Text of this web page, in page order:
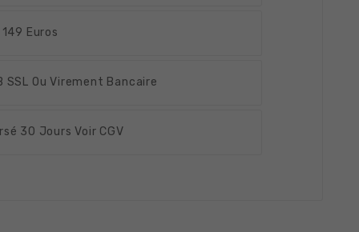
Euros
SSL Ou Virement Bancaire
30 Jours Voir CGV